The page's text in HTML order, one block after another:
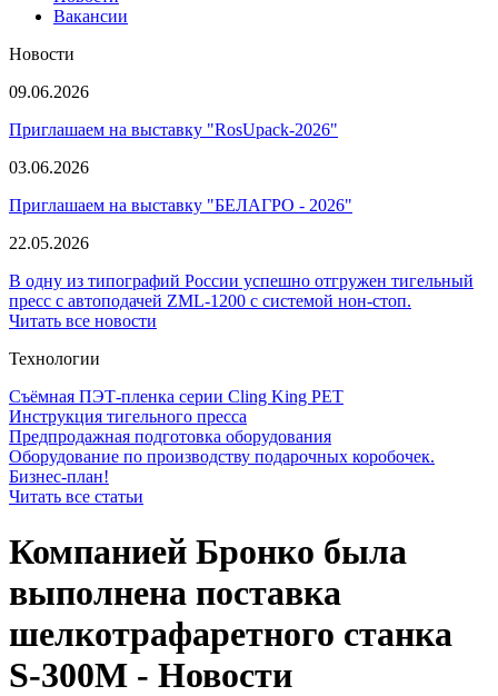
Вакансии
Новости
09.06.2026
Приглашаем на выставку "RosUpack-2026"
03.06.2026
Приглашаем на выставку "БЕЛАГРО - 2026"
22.05.2026
В одну из типографий России успешно отгружен тигельный
пресс с автоподачей ZML-1200 с системой нон-стоп.
Читать все новости
Технологии
Съёмная ПЭТ-пленка серии Cling King PET
Инструкция тигельного пресса
Предпродажная подготовка оборудования
Оборудование по производству подарочных коробочек.
Бизнес-план!
Читать все статьи
Компанией Бронко была
выполнена поставка
шелкотрафаретного станка
S-300M - Новости